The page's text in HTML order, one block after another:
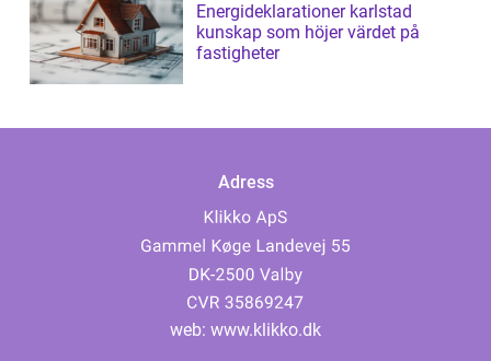
Energideklarationer karlstad
kunskap som höjer värdet på
fastigheter
Adress
web: www.klikko.dk